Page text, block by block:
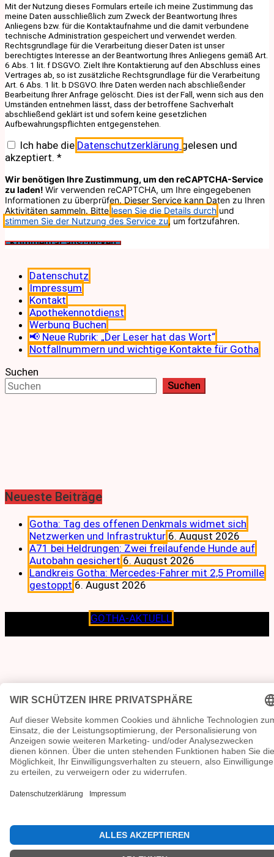
Mit der Nutzung dieses Formulars erteile ich meine Zustimmung das
meine Daten ausschließlich zum Zweck der Beantwortung Ihres
Anliegens bzw. für die Kontaktaufnahme und die damit verbundene
technische Administration gespeichert und verwendet werden.
Rechtsgrundlage für die Verarbeitung dieser Daten ist unser
berechtigtes Interesse an der Beantwortung Ihres Anliegens gemäß Art.
6 Abs. 1 lit. f DSGVO. Zielt Ihre Kontaktierung auf den Abschluss eines
Vertrages ab, so ist zusätzliche Rechtsgrundlage für die Verarbeitung
Art. 6 Abs. 1 lit. b DSGVO. Ihre Daten werden nach abschließender
Bearbeitung Ihrer Anfrage gelöscht. Dies ist der Fall, wenn sich aus den
Umständen entnehmen lässt, dass der betroffene Sachverhalt
abschließend geklärt ist und sofern keine gesetzlichen
Aufbewahrungspflichten entgegenstehen.
Ich habe die Datenschutzerklärung gelesen und
akzeptiert. *
Wir benötigen Ihre Zustimmung, um den reCAPTCHA-Service
zu laden! Wir verwenden reCAPTCHA, um Ihre eingegebenen
Informationen zu überprüfen. Dieser Service kann Daten zu Ihren
Aktivitäten sammeln. Bitte lesen Sie die Details durch und
stimmen Sie der Nutzung des Service zu, um fortzufahren.
Datenschutz
Impressum
Kontakt
Apothekennotdienst
Werbung Buchen
📢 Neue Rubrik: „Der Leser hat das Wort“
Notfallnummern und wichtige Kontakte für Gotha
Suchen
Suchen
Neueste Beiträge
Gotha: Tag des offenen Denkmals widmet sich
Netzwerken und Infrastruktur 6. August 2026
A71 bei Heldrungen: Zwei freilaufende Hunde auf
Autobahn gesichert 6. August 2026
Landkreis Gotha: Mercedes-Fahrer mit 2,5 Promille
gestoppt 6. August 2026
GOTHA-AKTUELL
Lokalen verpflichtet.